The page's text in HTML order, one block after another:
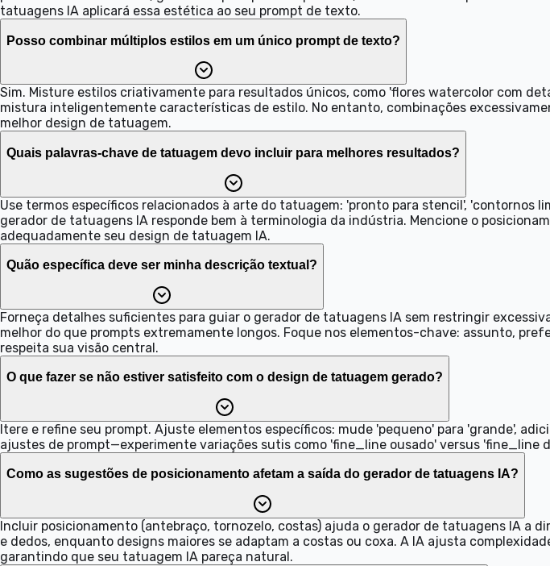
tatuagens IA aplicará essa estética ao seu prompt de texto.
Posso combinar múltiplos estilos em um único prompt de texto?
Sim. Misture estilos criativamente para resultados únicos, como 'flores watercolor com
mistura inteligentemente características de estilo. No entanto, combinações
melhor design de tatuagem.
Quais palavras-chave de tatuagem devo incluir para melhores resultados?
Use termos específicos relacionados à arte do tatuagem: 'pronto para stencil', 'contornos
gerador de tatuagens IA responde bem à terminologia da indústria. Mencione o
adequadamente seu design de tatuagem IA.
Quão específica deve ser minha descrição textual?
Forneça detalhes suficientes para guiar o gerador de tatuagens IA sem restringir
melhor do que prompts extremamente longos. Foque nos elementos-chave: assunto,
respeita sua visão central.
O que fazer se não estiver satisfeito com o design de tatuagem gerado?
Itere e refine seu prompt. Ajuste elementos específicos: mude 'pequeno' para 'grande',
ajustes de prompt—experimente variações sutis como 'fine_line ousado' versus 'fine_line
Como as sugestões de posicionamento afetam a saída do gerador de tatuagens IA?
Incluir posicionamento (antebraço, tornozelo, costas) ajuda o gerador de tatuagens IA a
e dedos, enquanto designs maiores se adaptam a costas ou coxa. A IA ajusta
garantindo que seu tatuagem IA pareça natural.